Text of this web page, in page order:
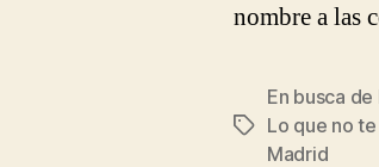
nombre a las
Etiquetas
En busca de
Lo que no
Madrid